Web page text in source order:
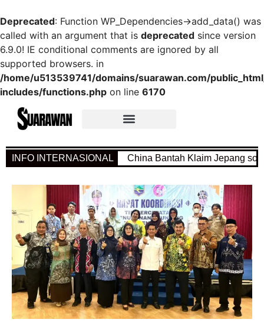
Deprecated: Function WP_Dependencies->add_data() was
called with an argument that is deprecated since version
6.9.0! IE conditional comments are ignored by all
supported browsers. in
/home/u513539741/domains/suarawan.com/
includes/functions.php on line 6170
INFO INTERNASIONAL China Bantah Klaim Jepang